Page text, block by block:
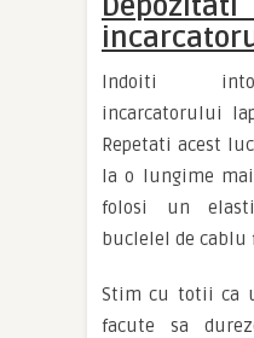
Indoiti
incarcatorului
Repetati acest
la o lungime
folosi un
buclelel de cablu
Stim cu totii ca
facute sa